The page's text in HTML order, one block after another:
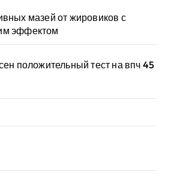
мазей от жировиков с
эффектом
положительный тест на впч 45